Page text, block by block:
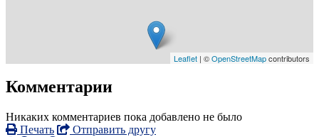
Leaflet | ©OpenStreetMapcontributors
Комментарии
Никаких комментариев пока добавлено не было
Печать
Отправить другу